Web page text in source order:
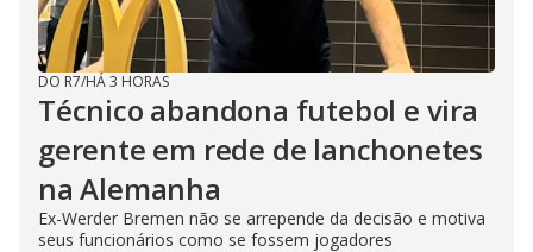
DO R7/HÁ 3 HORAS
Técnico abandona futebol e vira
gerente em rede de lanchonetes
na Alemanha
Ex-Werder Bremen não se arrepende da decisão e motiva
seus funcionários como se fossem jogadores